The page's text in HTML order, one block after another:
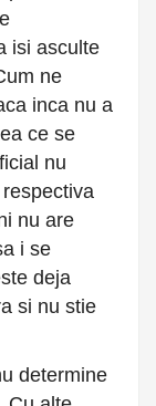
isi asculte
ne
inca nu a
ce se
nu
nu are
i se
deja
si nu stie
determine